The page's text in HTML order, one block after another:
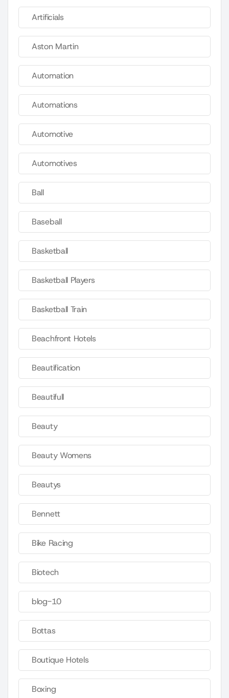
Artificials
Aston Martin
Automation
Automations
Automotive
Automotives
Ball
Baseball
Basketball
Basketball Players
Basketball Train
Beachfront Hotels
Beautification
Beautifull
Beauty
Beauty Womens
Beautys
Bennett
Bike Racing
Biotech
blog-10
Bottas
Boutique Hotels
Boxing